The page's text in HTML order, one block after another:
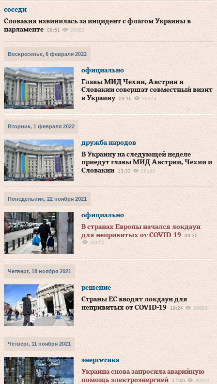
соседи
Словакия извинилась за инцидент с флагом Украины в
парламенте
09:51 29303
Воскресенье, 6 февраля 2022
официально
Главы МИД Чехии, Австрии и
Словакии совершат совместный визит
в Украину
09:16 36373
Вторник, 1 февраля 2022
дружба народов
В Украину на следующей неделе
приедут главы МИД Австрии, Чехии и
Словакии
13:33 26140
Понедельник, 22 ноября 2021
официально
В странах Европы начался локдаун
для непривитых от COVID-19
09:30
32655
Четверг, 18 ноября 2021
решение
Страны ЕС вводят локдаун для
непривитых от COVID-19
19:24 28980
Четверг, 11 ноября 2021
энергетика
Украина снова запросила аварийную
помощь электроэнергией
17:46 30323